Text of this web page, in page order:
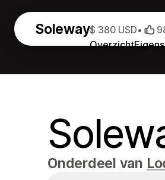
Soleway
Overzicht
$ 380 USD•
Onderdeel van